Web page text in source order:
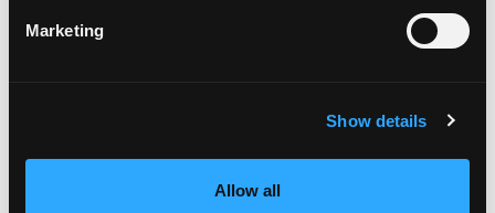
Marketing
Show details
Allow all
julio 2024
febrero 2022